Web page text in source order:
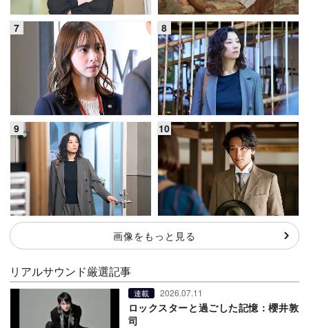
画像をもっと見る
リアルサウンド厳選記事
連載 2026.07.11
ロックスターと過ごした記憶：櫻井敦
司